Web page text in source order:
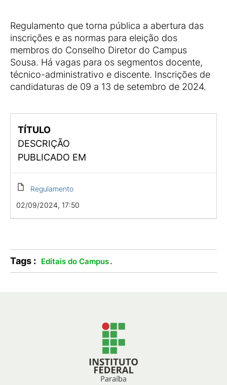
Regulamento que torna pública a abertura das
inscrições e as normas para eleição dos
membros do Conselho Diretor do Campus
Sousa. Há vagas para os segmentos docente,
técnico-administrativo e discente. Inscrições de
candidaturas de 09 a 13 de setembro de 2024.
TÍTULO
DESCRIÇÃO
PUBLICADO EM
Regulamento
02/09/2024, 17:50
Tags : Editais do Campus.